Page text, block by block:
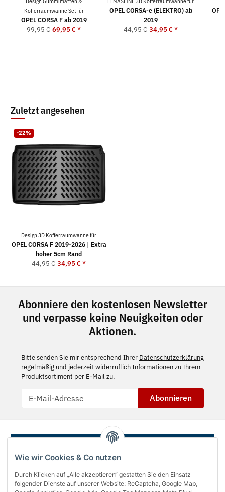
Wie wir Cookies & Co nutzen
Durch Klicken auf „Alle akzeptieren“ gestatten Sie den Einsatz
folgender Dienste auf unserer Website: ReCaptcha, Google Map,
Kofferraumwanne Set für
OPEL CORSA F ab 2019
99,95 € 69,95 €*
OPEL CORSA-e (ELEKTRO) ab
2019
44,95 € 34,95 €*
Zuletzt angesehen
-22%
Design 3D Kofferraumwanne für
OPEL CORSA F 2019-2026 | Extra
hoher 5cm Rand
44,95 € 34,95 €*
Abonniere den kostenlosen Newsletter
und verpasse keine Neuigkeiten oder
Aktionen.
Bitte senden Sie mir entsprechend Ihrer Datenschutzerklärung
regelmäßig und jederzeit widerruflich Informationen zu Ihrem
Produktsortiment per E-Mail zu.
Abonnieren